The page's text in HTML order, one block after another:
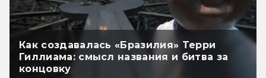
Как создавалась «Бразилия» Терри
Гиллиама: смысл названия и битва за
концовку